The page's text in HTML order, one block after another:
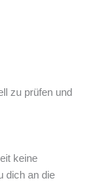
zu prüfen und
keine
dich an die